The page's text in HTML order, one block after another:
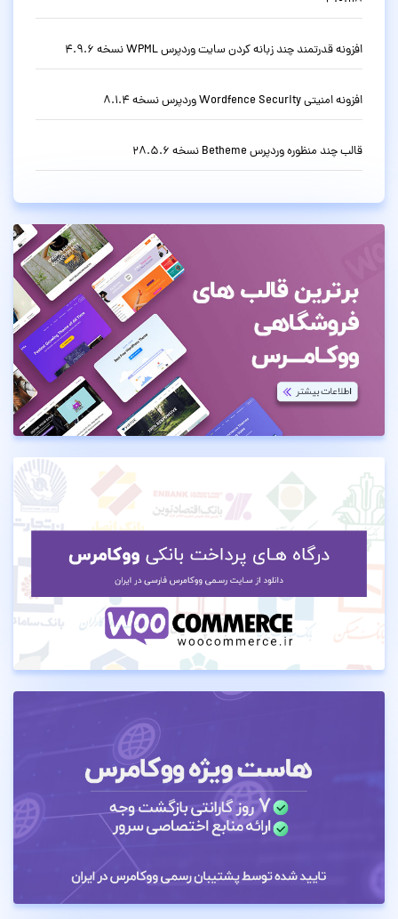
افزونه قدرتمند چند زبانه کردن سایت وردپرس WPML نسخه 4.9.6
افزونه امنیتی Wordfence Security وردپرس نسخه 8.1.4
قالب چند منظوره وردپرس Betheme نسخه 28.5.6